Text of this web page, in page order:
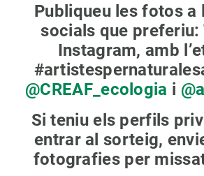
Publiqueu les fotos a
socials que preferiu:
Instagram, amb
@CREAF_ecologia i
Si teniu els perfils
entrar al sorteig,
fotografies per